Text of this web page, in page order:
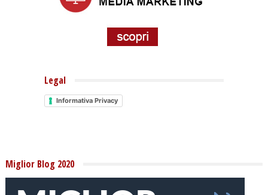
Legal
Informativa Privacy
Miglior Blog 2020